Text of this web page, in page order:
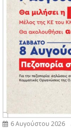
6 Αυγούστου 2026